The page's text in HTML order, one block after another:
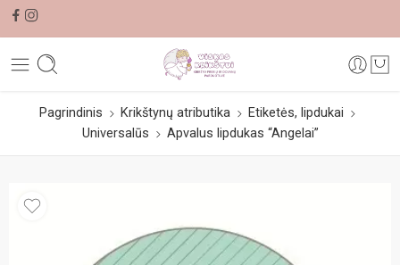
Pagrindinis Krikštynų atributika
Etiketės, lipdukai
Universalūs
Apvalus lipdukas “Angelai”